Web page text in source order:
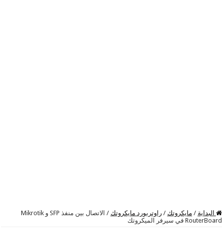
البداية / مايكروتك / راوتربورد مايكروتك /
الاتصال بين منفذ SFP و Mikrotik
RouterBoard في سيرفر الميكروتك